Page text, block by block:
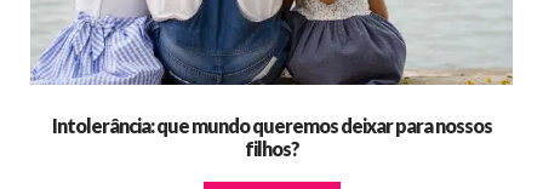
Intolerância: que mundo queremos deixar para nossos
filhos?